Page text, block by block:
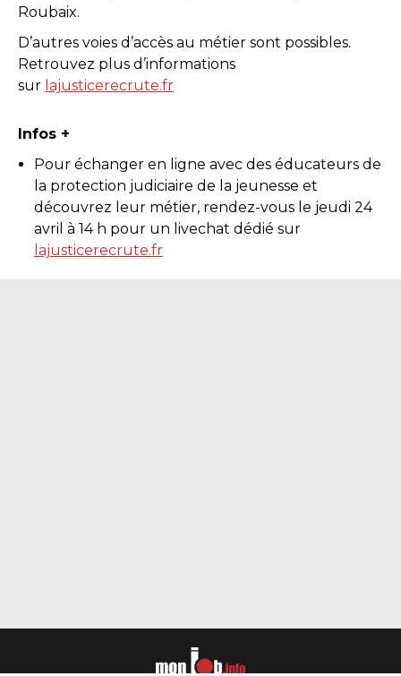
Roubaix.
D’autres voies d’accès au métier sont possibles.
Retrouvez plus d’informations
sur lajusticerecrute.fr
Infos +
Pour échanger en ligne avec des éducateurs de
la protection judiciaire de la jeunesse et
découvrez leur métier, rendez-vous le jeudi 24
avril à 14 h pour un livechat dédié sur
lajusticerecrute.fr